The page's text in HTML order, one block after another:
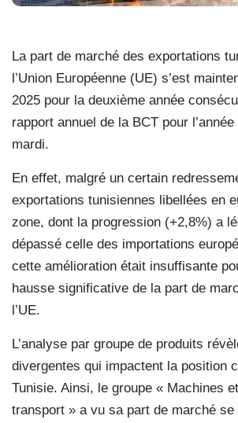
La part de marché des exportations
l’Union Européenne (UE) s’est
2025 pour la deuxième année
rapport annuel de la BCT pour
mardi.
En effet, malgré un certain
exportations tunisiennes libellées en
zone, dont la progression (+2,8%) a
dépassé celle des importations
cette amélioration était insuffisante
hausse significative de la part de
l’UE.
L’analyse par groupe de produits
divergentes qui impactent la position
Tunisie. Ainsi, le groupe « Machines
transport » a vu sa part de marché